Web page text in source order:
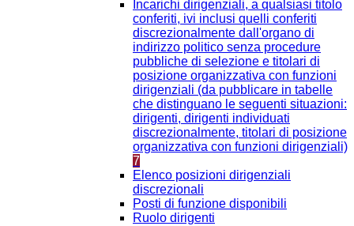
Incarichi dirigenziali, a qualsiasi titolo
conferiti, ivi inclusi quelli conferiti
discrezionalmente dall'organo di
indirizzo politico senza procedure
pubbliche di selezione e titolari di
posizione organizzativa con funzioni
dirigenziali (da pubblicare in tabelle
che distinguano le seguenti situazioni:
dirigenti, dirigenti individuati
discrezionalmente, titolari di posizione
organizzativa con funzioni dirigenziali)
7
Elenco posizioni dirigenziali
discrezionali
Posti di funzione disponibili
Ruolo dirigenti